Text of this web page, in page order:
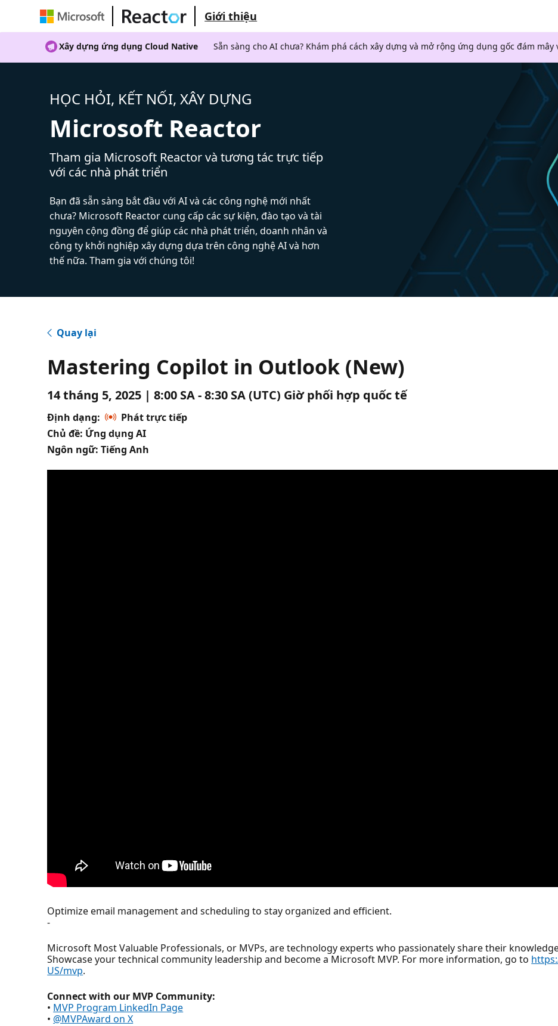
Giới thiệu
Xây dựng ứng dụng Cloud Native Sẵn sàng cho AI chưa? Khám phá cách xây dựng và mở rộng ứng dụng gốc đám mây
HỌC HỎI, KẾT NỐI, XÂY DỰNG
Microsoft Reactor
Tham gia Microsoft Reactor và tương tác trực tiếp
với các nhà phát triển
Bạn đã sẵn sàng bắt đầu với AI và các công nghệ mới nhất
chưa? Microsoft Reactor cung cấp các sự kiện, đào tạo và tài
nguyên cộng đồng để giúp các nhà phát triển, doanh nhân và
công ty khởi nghiệp xây dựng dựa trên công nghệ AI và hơn
thế nữa. Tham gia với chúng tôi!
Quay lại
Mastering Copilot in Outlook (New)
14 tháng 5, 2025 | 8:00 SA - 8:30 SA (UTC) Giờ phối hợp quốc tế
Định dạng:
Phát trực tiếp
Chủ đề: Ứng dụng AI
Ngôn ngữ: Tiếng Anh
Optimize email management and scheduling to stay organized and efficient.
-
Microsoft Most Valuable Professionals, or MVPs, are technology experts who passionately share their
Showcase your technical community leadership and become a Microsoft MVP. For more information, go to
US/mvp.
Connect with our MVP Community:
• MVP Program LinkedIn Page
• @MVPAward on X